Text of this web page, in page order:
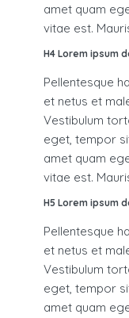
amet quam
vitae est.
H4 Lorem ipsum
Pellentesque
et netus et
Vestibulum
eget, tempor
amet quam
vitae est.
H5 Lorem ipsum
Pellentesque
et netus et
Vestibulum
eget, tempor
amet quam